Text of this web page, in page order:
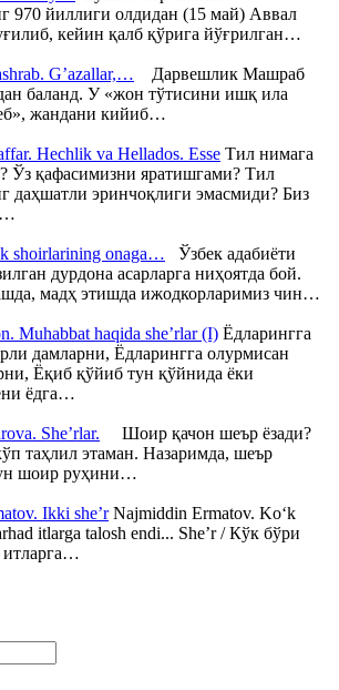
970 йиллиги олдидан (15 май) Аввал
кейин қалб қўрига йўғрилган…
G’azallar,… Дарвешлик Машраб
баланд. У «жон тўтисини ишқ ила
жандани кийиб…
Hechlik va Hellados. Esse Тил нимага
Ўз қафасимизни яратишгами? Тил
даҳшатли эринчоқлиги эмасмиди? Биз
shoirlarining onaga… Ўзбек адабиёти
дурдона асарларга ниҳоятда бой.
мадҳ этишда ижодкорларимиз чин…
Muhabbat haqida she’rlar (I) Ёдларингга
дамларни, Ёдларингга олурмисан
Ёқиб қўйиб тун қўйнида ёки
ёдга…
She’rlar. Шоир қачон шеър ёзади?
таҳлил этаман. Назаримда, шеър
шоир руҳини…
Ikki she’rNajmiddin Ermatov. Ko‘k
itlarga talosh endi... She’r / Кўк бўри
итларга…